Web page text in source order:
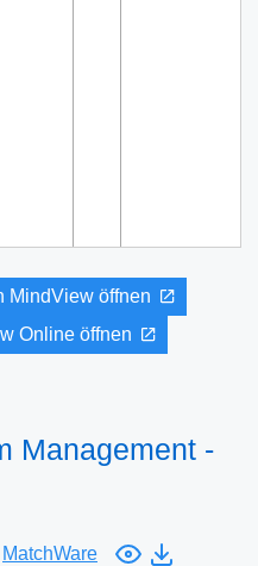
MindView öffnen
Online öffnen
Management -
MatchWare